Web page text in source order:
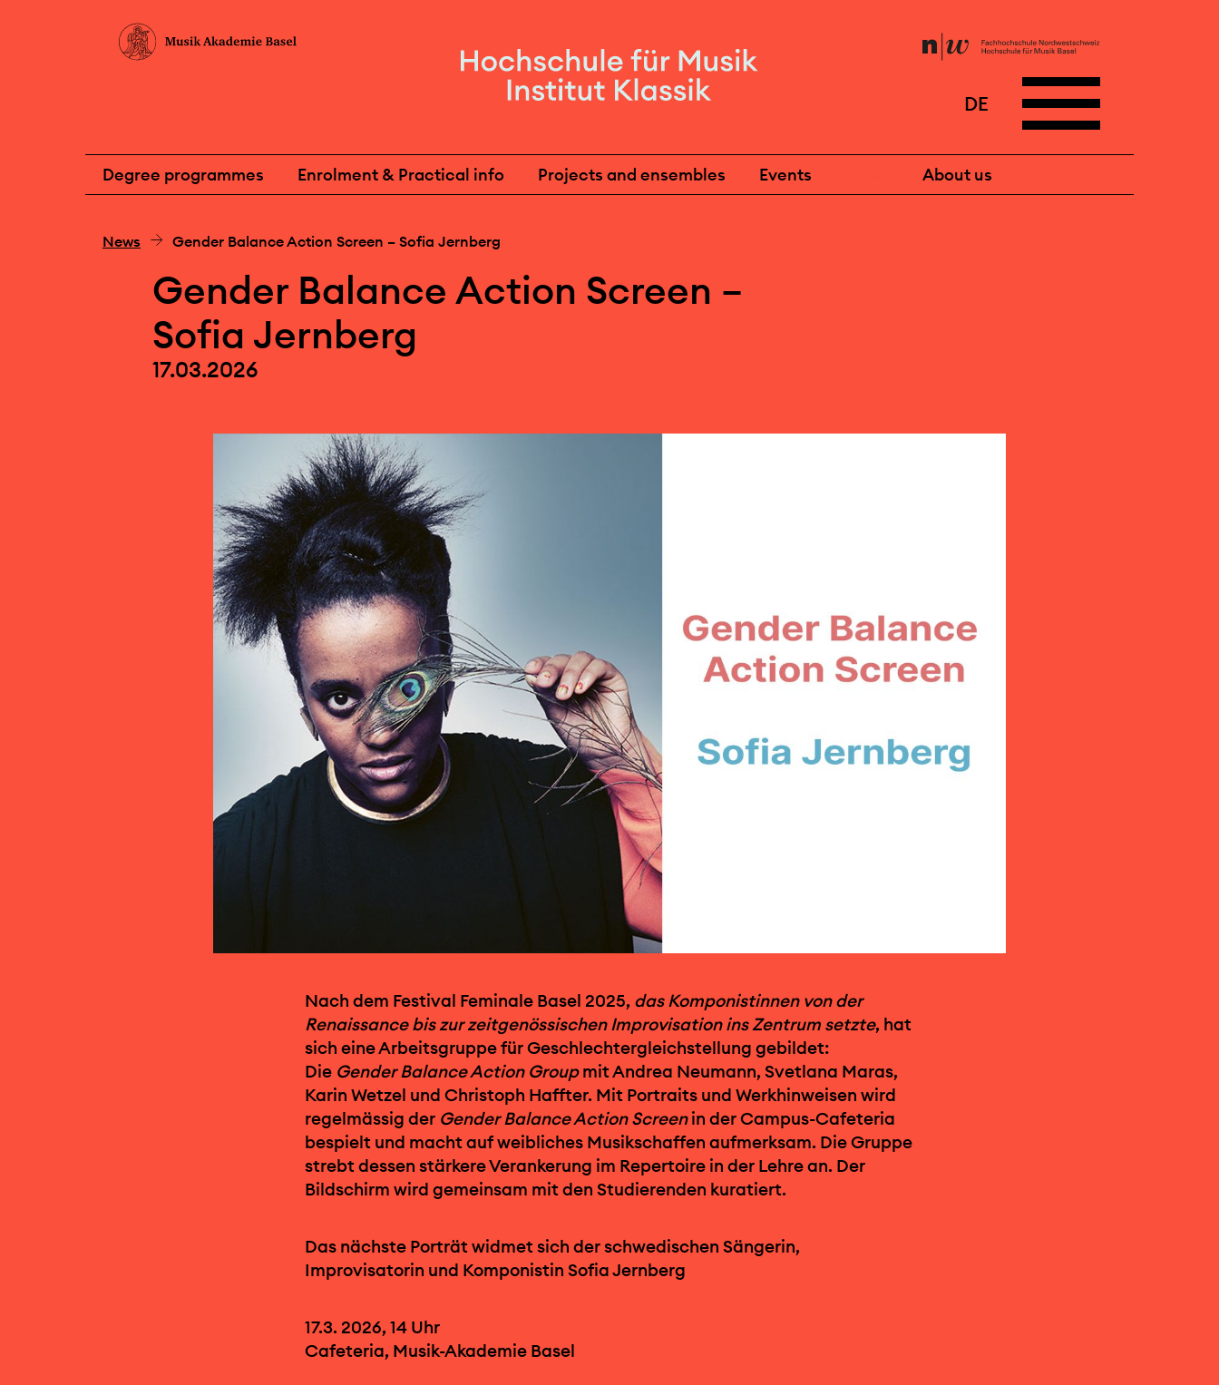
DE
Degree programmes Enrolment & Practical info Projects and ensembles Events About us
News Gender Balance Action Screen – Sofia Jernberg
Gender Balance Action Screen –
Sofia Jernberg
17.03.2026
Nach dem Festival Feminale Basel 2025, das Komponistinnen von der
Renaissance bis zur zeitgenössischen Improvisation ins Zentrum setzte, hat
sich eine Arbeitsgruppe für Geschlechtergleichstellung gebildet:
Die Gender Balance Action Groupmit Andrea Neumann, Svetlana Maras,
Karin Wetzel und Christoph Haffter. Mit Portraits und Werkhinweisen wird
regelmässig der Gender Balance Action Screenin der Campus-Cafeteria
bespielt und macht auf weibliches Musikschaffen aufmerksam. Die Gruppe
strebt dessen stärkere Verankerung im Repertoire in der Lehre an. Der
Bildschirm wird gemeinsam mit den Studierenden kuratiert.
Das nächste Porträt widmet sich der schwedischen Sängerin,
Improvisatorin und Komponistin Sofia Jernberg
17.3. 2026, 14 Uhr
Cafeteria, Musik-Akademie Basel